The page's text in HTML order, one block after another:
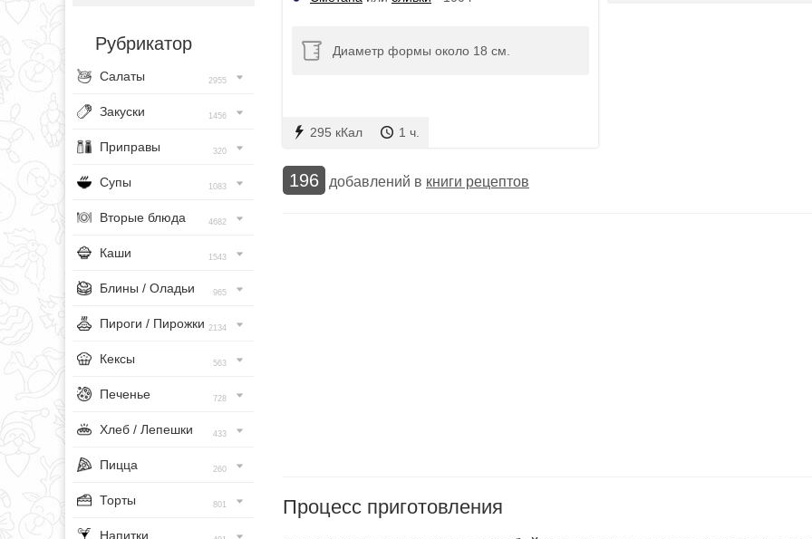
Рубрикатор
Салаты 2955
Закуски 1456
Приправы 320
Супы 1083
Вторые блюда 4682
Каши 1543
Блины / Оладьи 965
Пироги / Пирожки 2134
Кексы 563
Печенье 728
Хлеб / Лепешки 433
Пицца 260
Торты 801
Напитки
Диаметр формы около 18 см.
295 кКал 1 ч.
196 добавлений в книги рецептов
Процесс приготовления